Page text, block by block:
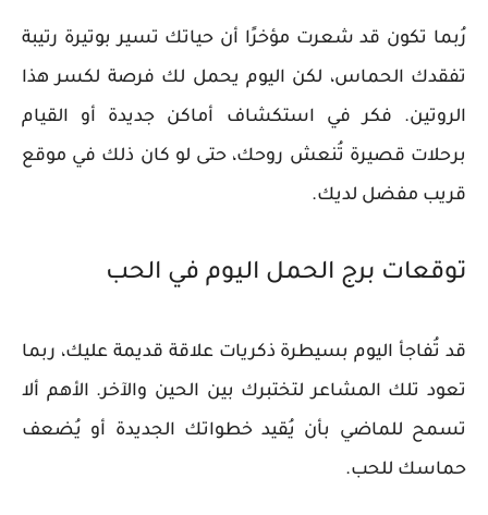
رُبما تكون قد شعرت مؤخرًا أن حياتك تسير بوتيرة رتيبة
تفقدك الحماس، لكن اليوم يحمل لك فرصة لكسر هذا
الروتين. فكر في استكشاف أماكن جديدة أو القيام
برحلات قصيرة تُنعش روحك، حتى لو كان ذلك في موقع
قريب مفضل لديك.
توقعات برج الحمل اليوم في الحب
قد تُفاجأ اليوم بسيطرة ذكريات علاقة قديمة عليك، ربما
تعود تلك المشاعر لتختبرك بين الحين والآخر. الأهم ألا
تسمح للماضي بأن يُقيد خطواتك الجديدة أو يُضعف
حماسك للحب.